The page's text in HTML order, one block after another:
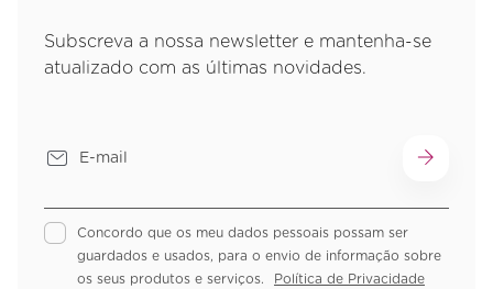
Subscreva a nossa newsletter e mantenha-se
atualizado com as últimas novidades.
Concordo que os meu dados pessoais possam ser
guardados e usados, para o envio de informação sobre
os seus produtos e serviços.
Política de Privacidade